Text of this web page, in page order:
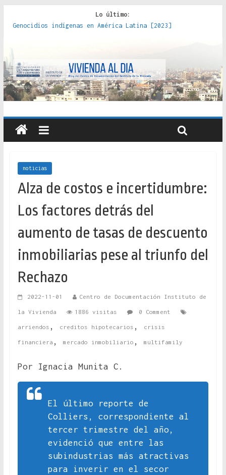
Lo último:
Genocidios indígenas en América Latina [2023]
políticas, prácticas y representaciones [2022]
crítica de las fronteras latinoamericanas [2020]
Criterios técnicos para una vivienda adecuada [2019]
Red de consultorios de la Caja del Seguro Obrero en
Santiago : un patrimonio emblemático [2014]
noticias
Alza de costos e incertidumbre:
Los factores detrás del
aumento de tasas de descuento
inmobiliarias pese al triunfo del
Rechazo
2022-11-01 Centro de Documentación Instituto de
la Vivienda 1886 visitas 0 Comment
arriendos , creditos hipotecarios , crisis
financiera , mercado inmobiliario , multifamily
Por Ignacia Munita C.
El último reporte de
Colliers, correspondiente al
tercer trimestre del año,
evidenció que entre las
subindustrias más atractivas
para inverir en el secor